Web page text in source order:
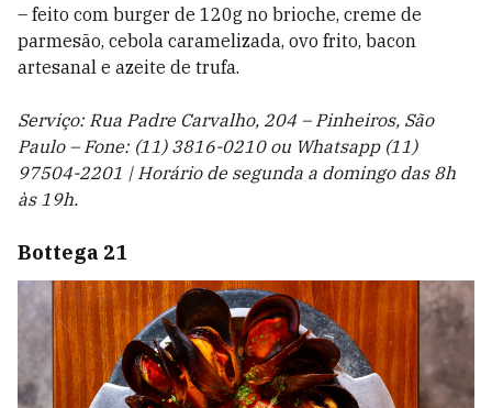
– feito com burger de 120g no brioche, creme de
parmesão, cebola caramelizada, ovo frito, bacon
artesanal e azeite de trufa.
Serviço: Rua Padre Carvalho, 204 – Pinheiros, São
Paulo – Fone: (11) 3816-0210 ou Whatsapp (11)
97504-2201 | Horário de segunda a domingo das 8h
às 19h.
Bottega 21